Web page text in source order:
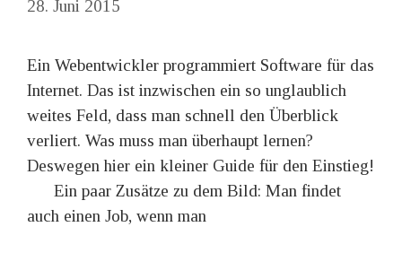
28. Juni 2015
Ein Webentwickler programmiert Software für das
Internet. Das ist inzwischen ein so unglaublich
weites Feld, dass man schnell den Überblick
verliert. Was muss man überhaupt lernen?
Deswegen hier ein kleiner Guide für den Einstieg!
Ein paar Zusätze zu dem Bild: Man findet
auch einen Job, wenn man